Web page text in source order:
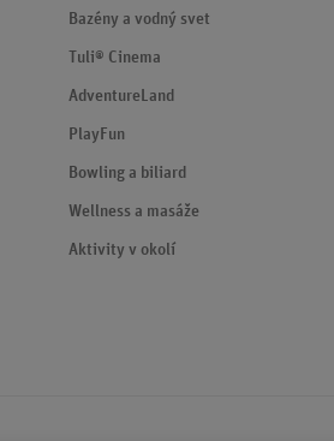
Bazény a vodný svet
Tuli® Cinema
AdventureLand
PlayFun
Bowling a biliard
Wellness a masáže
Aktivity v okolí